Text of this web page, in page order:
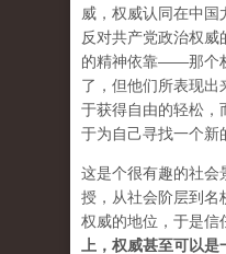
威，权威认同在中
反对共产党政治权
的精神依靠——那个
了，但他们所表现出
于获得自由的轻松，
于为自己寻找一个新
这是个很有趣的社会
授，从社会阶层到名
权威的地位，于是信
上，权威甚至可以